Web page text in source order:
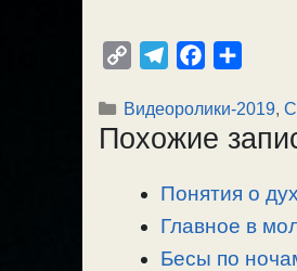
p
y
l
e
a
m
c
e
o
o
k
п
р
в
и
т
Рубрики
Видеоролики-2019,
Похожие
Понятия о
Главное в
Бесы по